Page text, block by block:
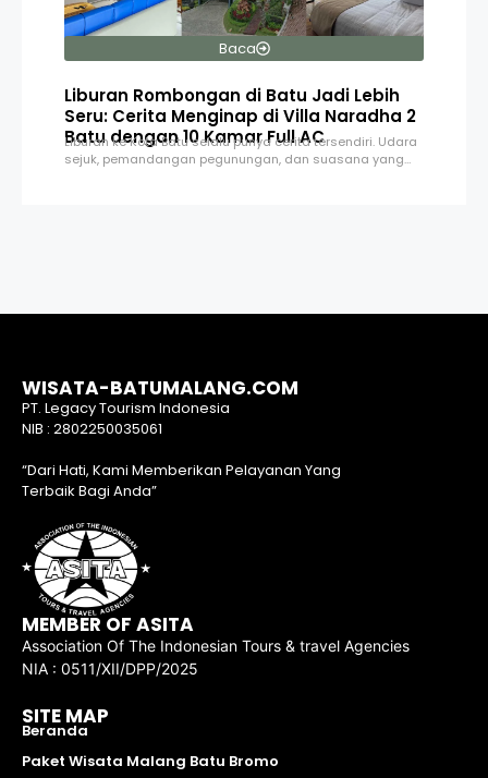
Baca
Liburan Rombongan di Batu Jadi Lebih
Seru: Cerita Menginap di Villa Naradha 2
Batu dengan 10 Kamar Full AC
Liburan ke Kota Batu selalu punya cerita tersendiri. Udara
sejuk, pemandangan pegunungan, dan suasana yang…
WISATA-BATUMALANG.COM
PT. Legacy Tourism Indonesia
NIB : 2802250035061
“Dari Hati, Kami Memberikan Pelayanan Yang
Terbaik Bagi Anda”
MEMBER OF ASITA
Association Of The Indonesian Tours & travel Agencies
NIA : 0511/XII/DPP/2025
SITE MAP
Beranda
Paket Wisata Malang Batu Bromo